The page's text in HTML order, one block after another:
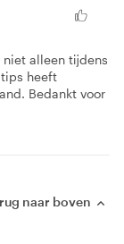
alleen tijdens
heeft
Bedankt voor
naar boven